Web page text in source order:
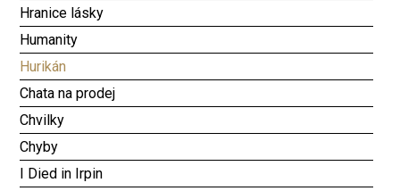
Hranice lásky
Humanity
Hurikán
Chata na prodej
Chvilky
Chyby
I Died in Irpin